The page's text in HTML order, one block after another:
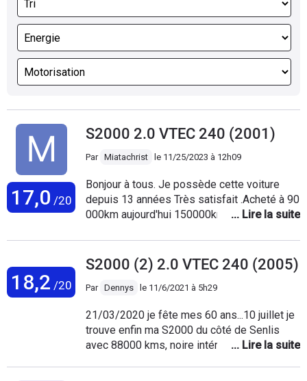
17,0 /20
S2000 2.0 VTEC 240 (2001)
Par Miatachrist le 11/25/2023 à 12h09
Bonjour à tous. Je possède cette voiture
depuis 13 années Très satisfait .Acheté à 90
000km aujourd'hui 150000km, beaucoup de
18,2 /20
S2000 (2) 2.0 VTEC 240 (2005)
Par Dennys le 11/6/2021 à 5h29
21/03/2020 je fête mes 60 ans...10 juillet je
trouve enfin ma S2000 du côté de Senlis
avec 88000 kms, noire intérieur cognac,